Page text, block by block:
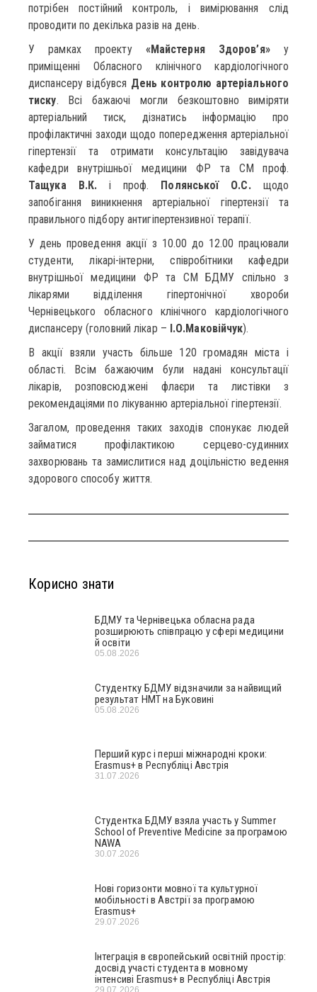
потрібен постійний контроль, і вимірювання слід
проводити по декілька разів на день.
У рамках проекту «Майстерня Здоров’я»у
приміщенні Обласного клінічного кардіологічного
диспансеру відбувся День контролю артеріального
тиску. Всі бажаючі могли безкоштовно виміряти
артеріальний тиск, дізнатись інформацію про
профілактичні заходи щодо попередження артеріальної
гіпертензії та отримати консультацію завідувача
кафедри внутрішньої медицини ФР та СМ проф.
Тащука В.К.і проф. Полянської О.С.щодо
запобігання виникнення артеріальної гіпертензії та
правильного підбору антигіпертензивної терапії.
У день проведення акції з 10.00 до 12.00 працювали
студенти, лікарі-інтерни, співробітники кафедри
внутрішньої медицини ФР та СМ БДМУ спільно з
лікарями відділення гіпертонічної хвороби
Чернівецького обласного клінічного кардіологічного
диспансеру (головний лікар – І.О.Маковійчук).
В акції взяли участь більше 120 громадян міста і
області. Всім бажаючим були надані консультації
лікарів, розповсюджені флаєри та листівки з
рекомендаціями по лікуванню артеріальної гіпертензії.
Загалом, проведення таких заходів спонукає людей
займатися профілактикою серцево-судинних
захворювань та замислитися над доцільністю ведення
здорового способу життя.
Корисно знати
БДМУ та Чернівецька обласна рада
розширюють співпрацю у сфері медицини
й освіти
05.08.2026
Студентку БДМУ відзначили за найвищий
результат НМТ на Буковині
05.08.2026
Перший курс і перші міжнародні кроки:
Erasmus+ в Республіці Австрія
31.07.2026
Студентка БДМУ взяла участь у Summer
School of Preventive Medicine за програмою
NAWA
30.07.2026
Нові горизонти мовної та культурної
мобільності в Австрії за програмою
Erasmus+
29.07.2026
Інтеграція в європейський освітній простір:
досвід участі студента в мовному
інтенсиві Erasmus+ в Республіці Австрія
29.07.2026